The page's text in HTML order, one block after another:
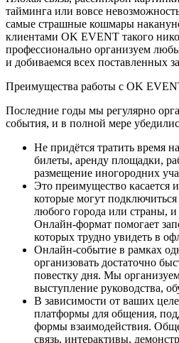
тайминга или вовсе
самые страшные кошмары
клиентами OK EVENT такого
профессионально организуем
и добиваемся всех поставленных
Преимущества работы с OK
Последние годы мы регулярно
события, и в полной мере
Не придётся тратить время
билеты, аренду площадки,
размещение иногородних
Это преимущество касается
которые могут
любого города или страны,
Онлайн-формат помогает
которых трудно увидеть в
Онлайн-событие в рамках
организовать достаточно
повестку дня. Мы
выступление руководства,
В зависимости от ваших
платформы для общения,
формы взаимодействия.
связь, интерактивы,